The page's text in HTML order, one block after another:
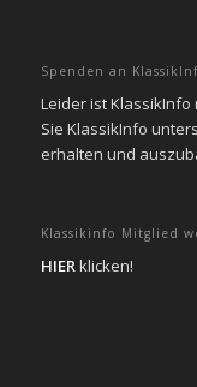
Spenden an
Leider ist
Sie KlassikInfo
erhalten und
Klassikinfo Mitglied
HIERklicken!